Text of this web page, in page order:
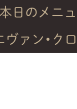
日のメニ
ァン・ク